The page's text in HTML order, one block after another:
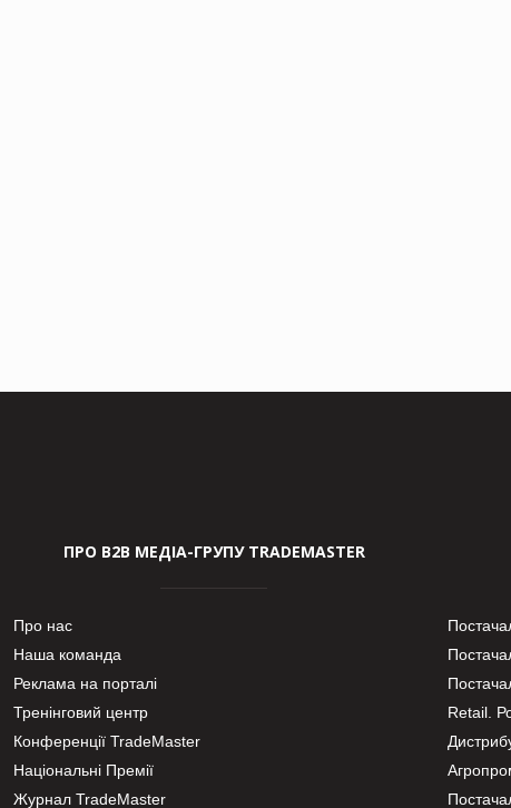
ПРО В2В МЕДІА-ГРУПУ TRADEMASTER
Про нас
Наша команда
Реклама на порталі
Тренінговий центр
Конференції TradeMaster
Національні Премії
Журнал TradeMaster
Retail.